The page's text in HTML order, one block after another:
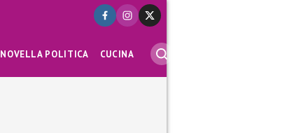
NOVELLA POLITICA CUCINA